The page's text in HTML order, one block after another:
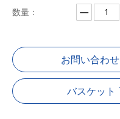
数量：
お問い合わせ
バスケット